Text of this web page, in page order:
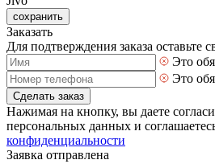
сохранить
Заказать
Для подтверждения заказа оставьте
Это
Это
Сделать заказ
Нажимая на кнопку, вы даете
персональных данных и
конфиденциальности
Заявка отправлена